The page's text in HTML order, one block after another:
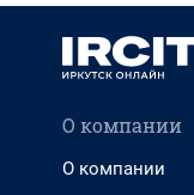
О компании
О компании